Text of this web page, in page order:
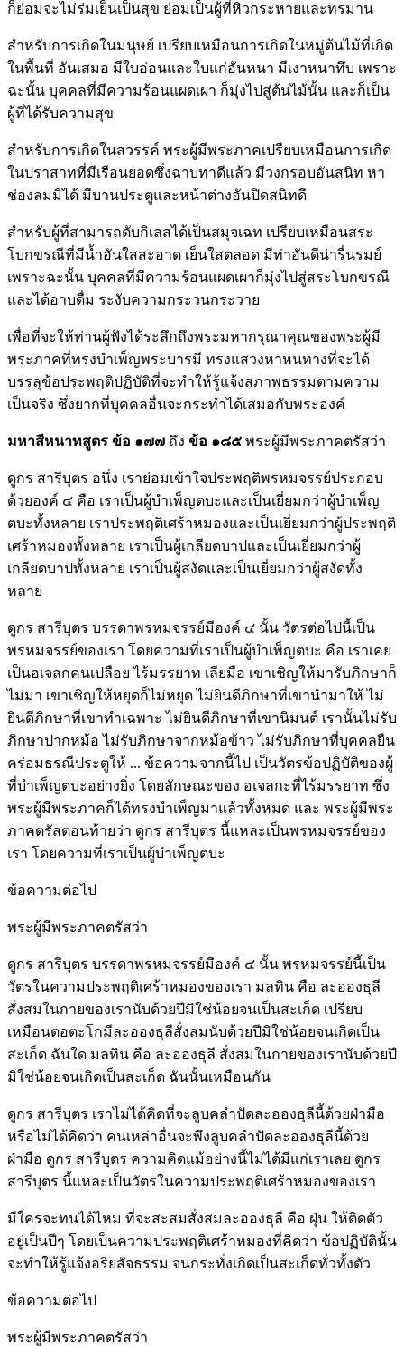
ก็ย่อมจะไม่ร่มเย็นเป็นสุข ย่อมเป็นผู้ที่หิวกระหายและทรมาน
สำหรับการเกิดในมนุษย์ เปรียบเหมือนการเกิดในหมู่ต้นไม้ที่เกิด
ในพื้นที่ อันเสมอ มีใบอ่อนและใบแก่อันหนา มีเงาหนาทึบ เพราะ
ฉะนั้น บุคคลที่มีความร้อนแผดเผา ก็มุ่งไปสู่ต้นไม้นั้น และก็เป็น
ผู้ที่ได้รับความสุข
สำหรับการเกิดในสวรรค์ พระผู้มีพระภาคเปรียบเหมือนการเกิด
ในปราสาทที่มีเรือนยอดซึ่งฉาบทาดีแล้ว มีวงกรอบอันสนิท หา
ช่องลมมิได้ มีบานประตูและหน้าต่างอันปิดสนิทดี
สำหรับผู้ที่สามารถดับกิเลสได้เป็นสมุจเฉท เปรียบเหมือนสระ
โบกขรณีที่มีน้ำอันใสสะอาด เย็นใสตลอด มีท่าอันดีน่ารื่นรมย์
เพราะฉะนั้น บุคคลที่มีความร้อนแผดเผาก็มุ่งไปสู่สระโบกขรณี
และได้อาบดื่ม ระงับความกระวนกระวาย
เพื่อที่จะให้ท่านผู้ฟังได้ระลึกถึงพระมหากรุณาคุณของพระผู้มี
พระภาคที่ทรงบำเพ็ญพระบารมี ทรงแสวงหาหนทางที่จะได้
บรรลุข้อประพฤติปฏิบัติที่จะทำให้รู้แจ้งสภาพธรรมตามความ
เป็นจริง ซึ่งยากที่บุคคลอื่นจะกระทำได้เสมอกับพระองค์
มหาสีหนาทสูตร ข้อ ๑๗๗ ถึง ข้อ ๑๘๕ พระผู้มีพระภาคตรัสว่า
ดูกร สารีบุตร อนึ่ง เราย่อมเข้าใจประพฤติพรหมจรรย์ประกอบ
ด้วยองค์ ๔ คือ เราเป็นผู้บำเพ็ญตบะและเป็นเยี่ยมกว่าผู้บำเพ็ญ
ตบะทั้งหลาย เราประพฤติเศร้าหมองและเป็นเยี่ยมกว่าผู้ประพฤติ
เศร้าหมองทั้งหลาย เราเป็นผู้เกลียดบาปและเป็นเยี่ยมกว่าผู้
เกลียดบาปทั้งหลาย เราเป็นผู้สงัดและเป็นเยี่ยมกว่าผู้สงัดทั้ง
หลาย
ดูกร สารีบุตร บรรดาพรหมจรรย์มีองค์ ๔ นั้น วัตรต่อไปนี้เป็น
พรหมจรรย์ของเรา โดยความที่เราเป็นผู้บำเพ็ญตบะ คือ เราเคย
เป็นอเจลกคนเปลือย ไร้มรรยาท เลียมือ เขาเชิญให้มารับภิกษาก็
ไม่มา เขาเชิญให้หยุดก็ไม่หยุด ไม่ยินดีภิกษาที่เขานำมาให้ ไม่
ยินดีภิกษาที่เขาทำเฉพาะ ไม่ยินดีภิกษาที่เขานิมนต์ เรานั้นไม่รับ
ภิกษาปากหม้อ ไม่รับภิกษาจากหม้อข้าว ไม่รับภิกษาที่บุคคลยืน
คร่อมธรณีประตูให้ ... ข้อความจากนี้ไป เป็นวัตรข้อปฏิบัติของผู้
ที่บำเพ็ญตบะอย่างยิ่ง โดยลักษณะของ อเจลกะที่ไร้มรรยาท ซึ่ง
พระผู้มีพระภาคก็ได้ทรงบำเพ็ญมาแล้วทั้งหมด และ พระผู้มีพระ
ภาคตรัสตอนท้ายว่า ดูกร สารีบุตร นี้แหละเป็นพรหมจรรย์ของ
เรา โดยความที่เราเป็นผู้บำเพ็ญตบะ
ข้อความต่อไป
พระผู้มีพระภาคตรัสว่า
ดูกร สารีบุตร บรรดาพรหมจรรย์มีองค์ ๔ นั้น พรหมจรรย์นี้เป็น
วัตรในความประพฤติเศร้าหมองของเรา มลทิน คือ ละอองธุลี
สั่งสมในกายของเรานับด้วยปีมิใช่น้อยจนเป็นสะเก็ด เปรียบ
เหมือนตอตะโกมีละอองธุลีสั่งสมนับด้วยปีมิใช่น้อยจนเกิดเป็น
สะเก็ด ฉันใด มลทิน คือ ละอองธุลี สั่งสมในกายของเรานับด้วยปี
มิใช่น้อยจนเกิดเป็นสะเก็ด ฉันนั้นเหมือนกัน
ดูกร สารีบุตร เราไม่ได้คิดที่จะลูบคลำปัดละอองธุลีนี้ด้วยฝ่ามือ
หรือไม่ได้คิดว่า คนเหล่าอื่นจะพึงลูบคลำปัดละอองธุลีนี้ด้วย
ฝ่ามือ ดูกร สารีบุตร ความคิดแม้อย่างนี้ไม่ได้มีแก่เราเลย ดูกร
สารีบุตร นี้แหละเป็นวัตรในความประพฤติเศร้าหมองของเรา
มีใครจะทนได้ไหม ที่จะสะสมสั่งสมละอองธุลี คือ ฝุ่น ให้ติดตัว
อยู่เป็นปีๆ โดยเป็นความประพฤติเศร้าหมองที่คิดว่า ข้อปฏิบัตินั้น
จะทำให้รู้แจ้งอริยสัจธรรม จนกระทั่งเกิดเป็นสะเก็ดทั่วทั้งตัว
ข้อความต่อไป
พระผู้มีพระภาคตรัสว่า